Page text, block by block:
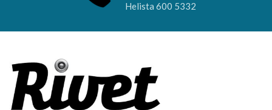
Helista 600 5332